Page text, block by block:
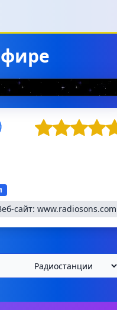
сайт: www.radiosons.com